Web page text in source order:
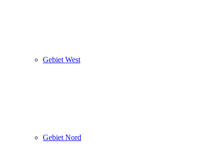
Gebiet West
Gebiet Nord